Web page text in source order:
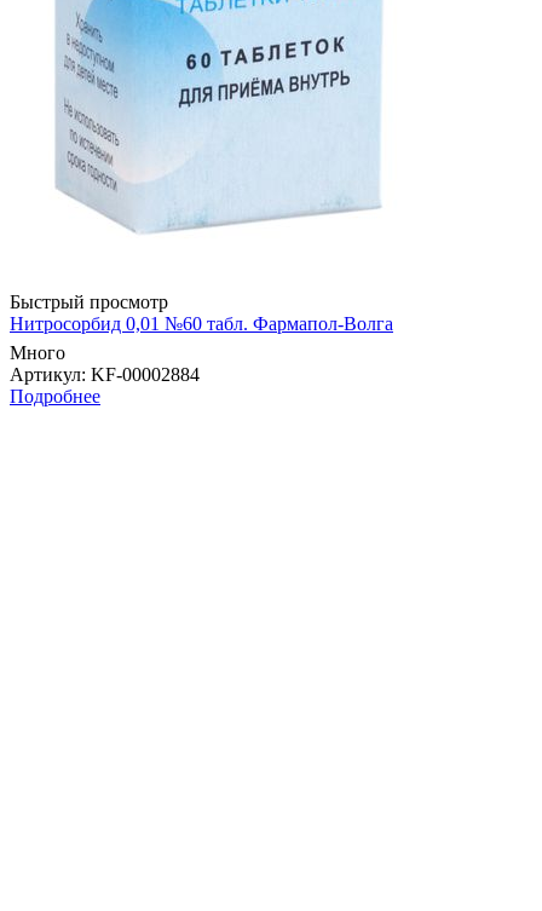
Быстрый просмотр
Нитросорбид 0,01 №60 табл. Фармапол-Волга
Много
Артикул: KF-00002884
Подробнее